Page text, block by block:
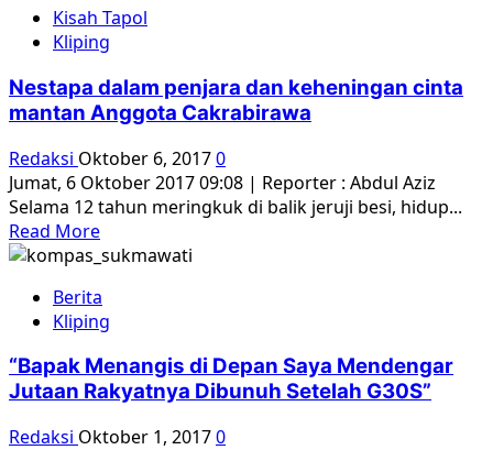
Kesaksian
mantan
Cakrabirawa
tentang
Kisah Tapol
Kliping
Nestapa dalam penjara dan keheningan cinta
mantan Anggota Cakrabirawa
Redaksi Oktober 6, 20170
Jumat, 6 Oktober 2017 09:08 | Reporter : Abdul Aziz
Selama 12 tahun meringkuk di balik jeruji besi, hidup...
Read MoreRead
more
Nestapa
dalam
dan
keheningan
Berita
Kliping
“Bapak Menangis di Depan Saya Mendengar
Jutaan Rakyatnya Dibunuh Setelah G30S”
Redaksi Oktober 1, 20170